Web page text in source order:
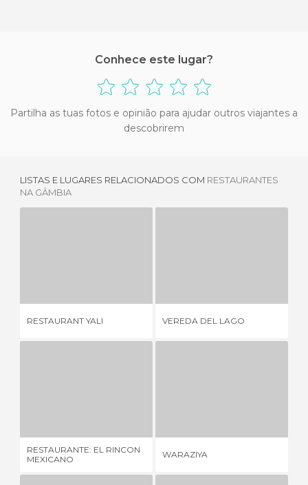
Conhece este lugar?
Partilha as tuas fotos e opinião para ajudar outros viajantes a
descobrirem
LISTAS E LUGARES RELACIONADOS COM RESTAURANTES
NA GÂMBIA
RESTAURANT YALI VEREDA DEL LAGO
RESTAURANTE: EL RINCON
MEXICANO
WARAZIYA